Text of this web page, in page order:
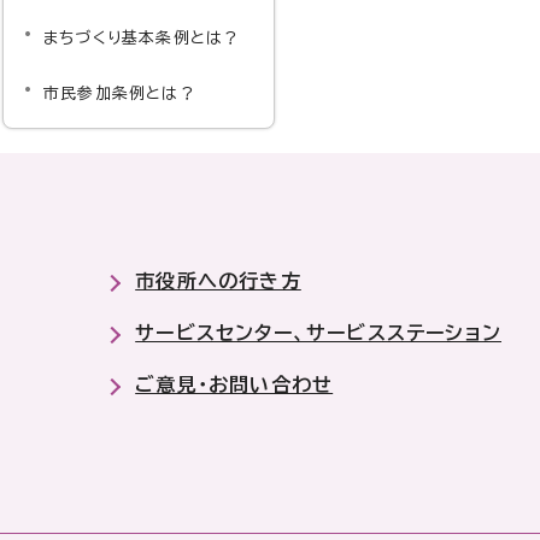
まちづくり基本条例とは？
市民参加条例とは？
市役所への行き方
サービスセンター、サービスステーション
ご意見・お問い合わせ